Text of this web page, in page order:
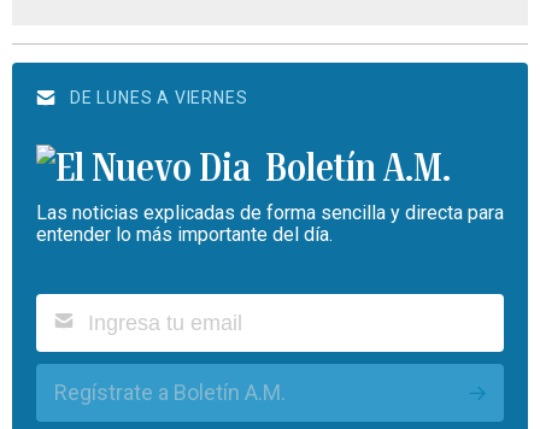
DE LUNES A VIERNES
Boletín A.M.
Las noticias explicadas de forma sencilla y directa para
entender lo más importante del día.
Regístrate a Boletín A.M.